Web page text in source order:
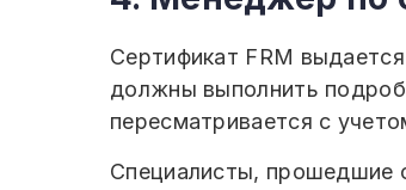
Сертификат FRM
должны выполнить
пересматривается с
Специалисты, прошедшие